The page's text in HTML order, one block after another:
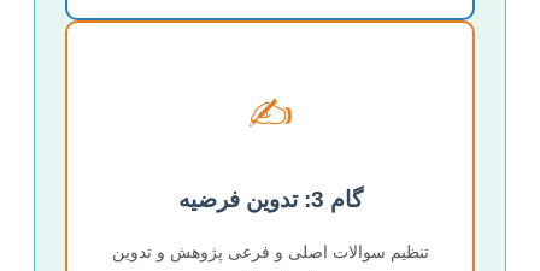
✍️
گام 3: تدوین فرضیه
تنظیم سوالات اصلی و فرعی پژوهش و تدوین